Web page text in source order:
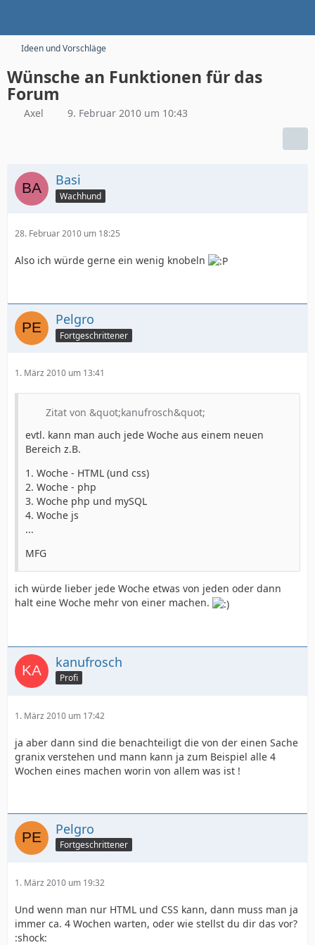
Ideen und Vorschläge
Wünsche an Funktionen für das
Forum
Axel 9. Februar 2010 um 10:43
Basi
Wachhund
28. Februar 2010 um 18:25
Also ich würde gerne ein wenig knobeln
Pelgro
Fortgeschrittener
1. März 2010 um 13:41
Zitat von &quot;kanufrosch&quot;
evtl. kann man auch jede Woche aus einem neuen
Bereich z.B.
1. Woche - HTML (und css)
2. Woche - php
3. Woche php und mySQL
4. Woche js
...
MFG
ich würde lieber jede Woche etwas von jeden oder dann
halt eine Woche mehr von einer machen.
kanufrosch
Profi
1. März 2010 um 17:42
ja aber dann sind die benachteiligt die von der einen Sache
granix verstehen und mann kann ja zum Beispiel alle 4
Wochen eines machen worin von allem was ist !
Pelgro
Fortgeschrittener
1. März 2010 um 19:32
Und wenn man nur HTML und CSS kann, dann muss man ja
immer ca. 4 Wochen warten, oder wie stellst du dir das vor?
:shock: